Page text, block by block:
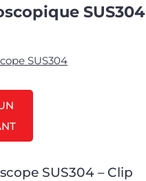
SUS304
SUS304 – Clip